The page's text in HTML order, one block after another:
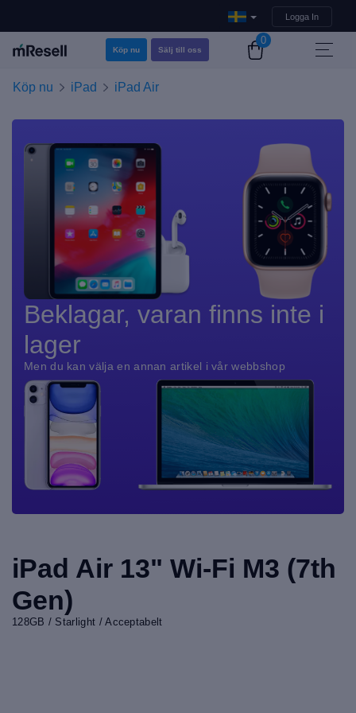
Logga In
Köp nu Sälj till oss
0
Köp nu iPad iPad Air
Beklagar, varan finns inte i
lager
Men du kan välja en annan artikel i vår webbshop
iPad Air 13" Wi-Fi M3 (7th
Gen)
128GB / Starlight / Acceptabelt